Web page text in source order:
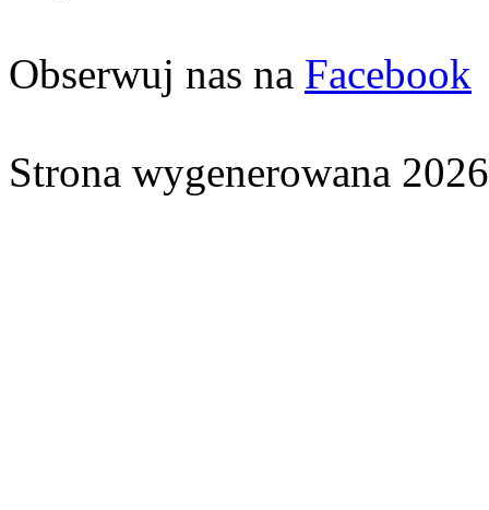
Obserwuj nas na Facebook
Strona wygenerowana